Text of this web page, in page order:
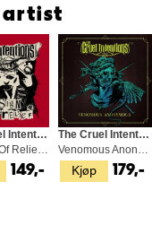
artist
The Cruel Intentions
No Sign Of Relief (CD)
149,- Kjøp
The Cruel Intentions
Venomous Anonymous (CD)
179,-